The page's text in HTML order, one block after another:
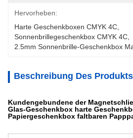
Hervorheben:
Harte Geschenkboxen CMYK 4C
Sonnenbrillegeschenkbox CMYK 4C
2.5mm Sonnenbrille-Geschenkbox
Beschreibung Des Produkts
Kundengebundene der
Glas-Geschenkbox harte
Papiergeschenkbox faltbaren